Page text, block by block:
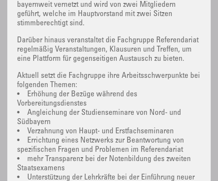
bayernweit vernetzt und wird von zwei Mitgliedern
geführt, welche im Hauptvorstand mit zwei Sitzen
stimmberechtigt sind.
Darüber hinaus veranstaltet die Fachgruppe Referendariat
regelmäßig Veranstaltungen, Klausuren und Treffen, um
eine Plattform für gegenseitigen Austausch zu bieten.
Aktuell setzt die Fachgruppe ihre Arbeitsschwerpunkte bei
folgenden Themen:
• Erhöhung der Bezüge während des
Vorbereitungsdienstes
• Angleichung der Studienseminare von Nord- und
Südbayern
• Verzahnung von Haupt- und Erstfachseminaren
• Errichtung eines Netzwerks zur Beantwortung von
spezifischen Fragen und Problemen im Referendariat
• mehr Transparenz bei der Notenbildung des zweiten
Staatsexamens
• Unterstützung der Lehrkräfte bei der Einführung neuer